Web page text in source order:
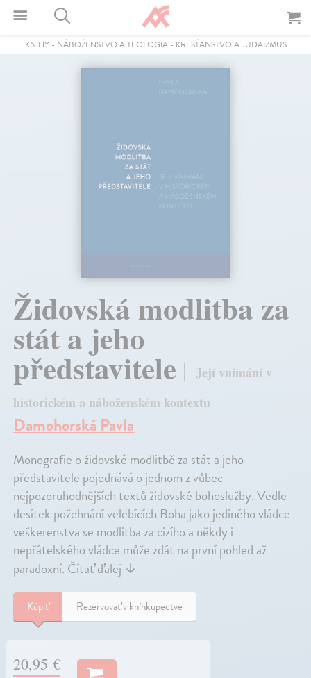
KNIHY- NÁBOŽENSTVO A TEOLÓGIA- KRESŤANSTVO A JUDAIZMUS
Židovská modlitba za
stát a jeho
představitele
Její vnímání v
historickém a náboženském kontextu
Damohorská Pavla
Monografie o židovské modlitbě za stát a jeho
představitele pojednává o jednom z vůbec
nejpozoruhodnějších textů židovské bohoslužby. Vedle
desítek požehnání velebících Boha jako jediného vládce
veškerenstva se modlitba za cizího a někdy i
nepřátelského vládce může zdát na první pohled až
paradoxní. Čítať ďalej ↓
Kúpiť Rezervovať v kníhkupectve
20,95 €